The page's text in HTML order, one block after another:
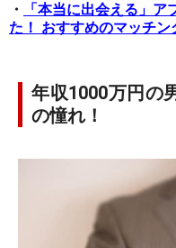
・
「本当に出会える」
た！ おすすめのマッチ
年収1000万円の
の憧れ！